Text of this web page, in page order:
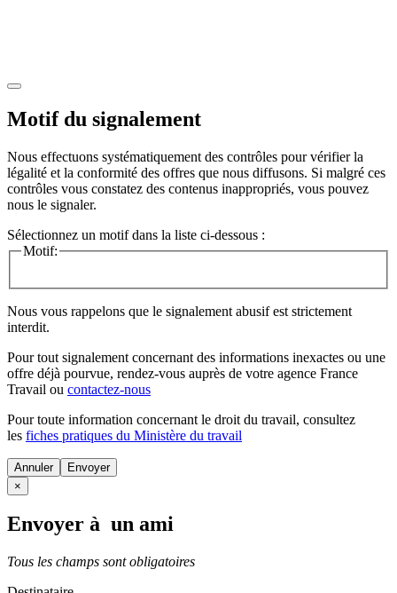
Motif du signalement
Nous effectuons systématiquement des contrôles pour vérifier la
légalité et la conformité des offres que nous diffusons. Si malgré ces
contrôles vous constatez des contenus inappropriés, vous pouvez
nous le signaler.
Sélectionnez un motif dans la liste ci-dessous :
Motif:
Nous vous rappelons que le signalement abusif est strictement
interdit.
Pour tout signalement concernant des informations inexactes ou une
offre déjà pourvue, rendez-vous auprès de votre agence France
Travail ou contactez-nous
Pour toute information concernant le droit du travail, consultez
les fiches pratiques du Ministère du travail
Annuler
×
Envoyer à un ami
Tous les champs sont obligatoires